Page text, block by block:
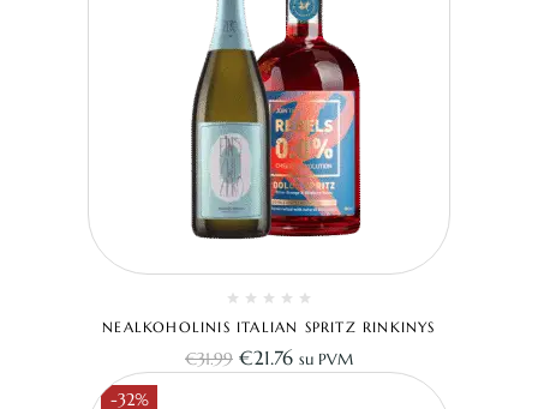
NEALKOHOLINIS ITALIAN SPRITZ RINKINYS
€31.99 €21.76 su PVM
-32%